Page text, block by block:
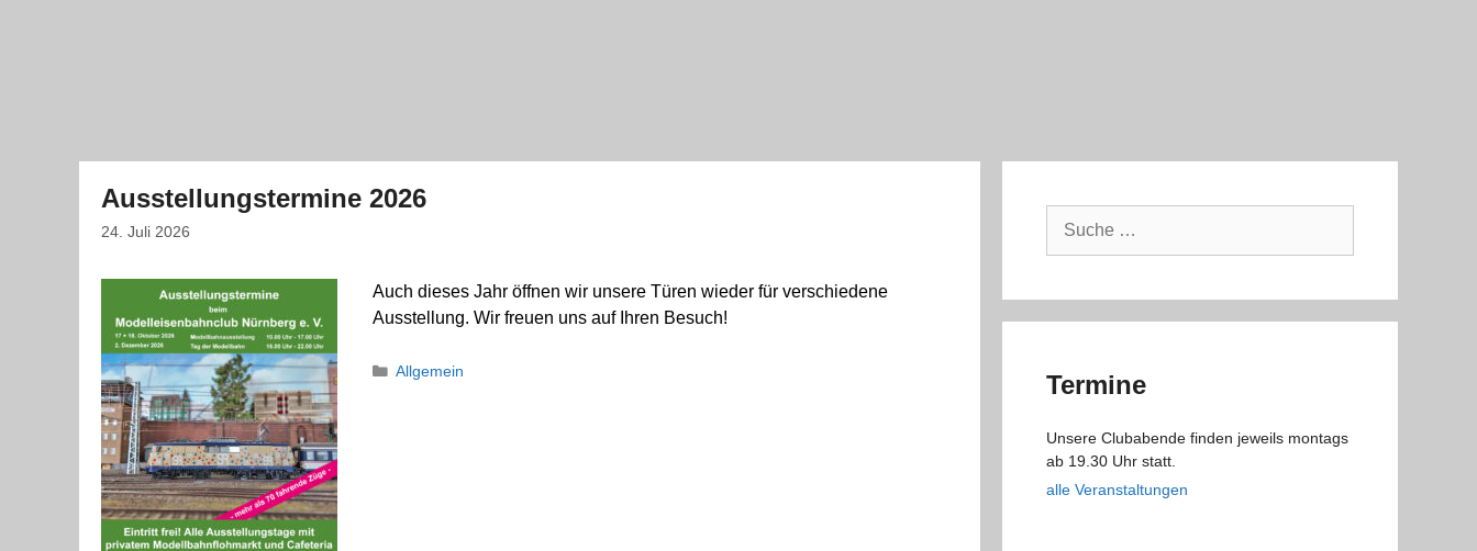
Ausstellungstermine 2026
24. Juli 2026
Auch dieses Jahr öffnen wir unsere Türen wieder für verschiedene
Ausstellung. Wir freuen uns auf Ihren Besuch!
Kategorien
Allgemein
nach:
Termine
Unsere Clubabende finden jeweils montags
ab 19.30 Uhr statt.
alle Veranstaltungen